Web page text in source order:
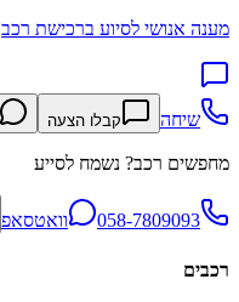
מענה אנושי לסיוע ברכישת רכב
שיחה קבלו הצעה
מחפשים רכב? נשמח לסייע
058-7809093 וואטסאפ
רכבים